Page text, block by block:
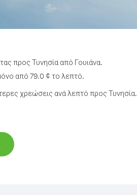
προς Τυνησία από Γουιάνα.
από 79.0 ¢ το λεπτό.
χρεώσεις ανά λεπτό προς Τυνησία.